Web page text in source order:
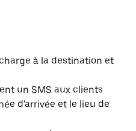
à la destination et
un SMS aux clients
d'arrivée et le lieu de